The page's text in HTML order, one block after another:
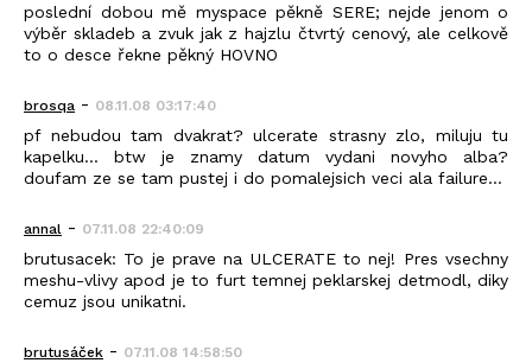
poslední dobou mě myspace pěkně SERE; nejde jenom o
výběr skladeb a zvuk jak z hajzlu čtvrtý cenový, ale celkově
to o desce řekne pěkný HOVNO
brosqa - 08.11.08 03:17:40
pf nebudou tam dvakrat? ulcerate strasny zlo, miluju tu
kapelku... btw je znamy datum vydani novyho alba?
doufam ze se tam pustej i do pomalejsich veci ala failure...
annal - 07.11.08 22:40:09
brutusacek: To je prave na ULCERATE to nej! Pres vsechny
meshu-vlivy apod je to furt temnej peklarskej detmodl, diky
cemuz jsou unikatni.
brutusáček - 07.11.08 14:58:50